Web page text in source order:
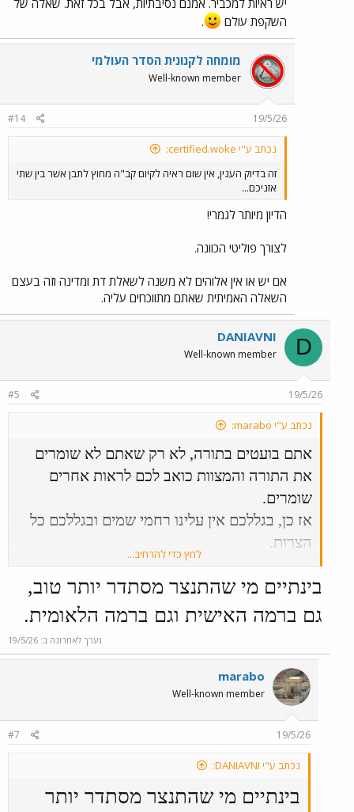
השקפת עולם
.
מומחה לקנונית הסדר העולמי
Well-known member
19/5/26
#14
נכתב ע"י certified.woke:
זה בדיוק הענין, אין שום ראיה לקיום קב"ה מחוץ לתבן אשר בין שתי
אזניכם...
הדיון מיותר לגמרי!
לצורך פוליטי הכוונה.
אם יש או אין אלוהים לא משנה לשאלת דת ומדינה וזה בעצם
השאלה האמיתית שאתם מתווכחים עליה.
D
DANIAVNI
Well-known member
19/5/26
#5
נכתב ע"י marabo:
אתם בועטים בתורה, לא רק שאתם לא שומרים
את התורה והמצוות כואב לכם לראות אחרים
שומרים.
אז כן, בגללכם אין עלינו רחמי שמים ובגללכם כל
הצרות.
ותקפצו לי ותנשקו לי כולכם, זה כתוב בתורה
בפרשת בחוקותי.
ואלו עשרת הדיברות, תתחילו להאמין בה, תתחילו
לחץ כדי להרחיב...
בינתיים מי שהתנצר מסתדר יותר טוב,
גם ברמה האישית וגם ברמה הלאומית.
נערך לאחרונה ב: 19/5/26
marabo
Well-known member
19/5/26
#7
נכתב ע"י DANIAVNI:
בינתיים מי שהתנצר מסתדר יותר